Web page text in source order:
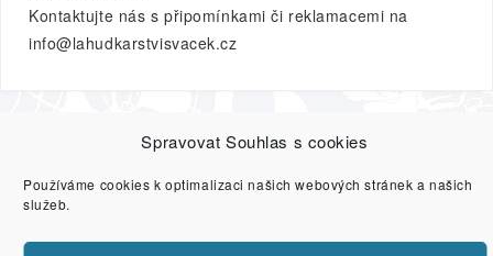
Spravovat Souhlas s cookies
Používáme cookies k optimalizaci našich webových stránek a našich
služeb.
Kontaktujte nás s připomínkami či reklamacemi na
info@lahudkarstvisvacek.cz
POMAZÁNKY
HOTOVÁ JÍDLA DEZERTY
DÁRKOVÉ
Zásady ochrany osobních údajů
Kontakty